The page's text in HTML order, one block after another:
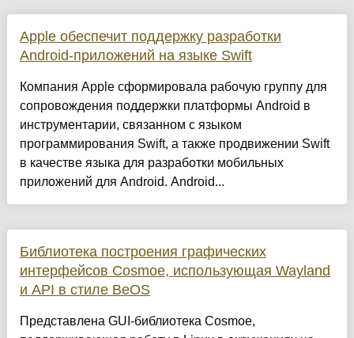
Apple обеспечит поддержку разработки
Android-приложений на языке Swift
Компания Apple сформировала рабочую группу для
сопровождения поддержки платформы Android в
инструментарии, связанном с языком
программирования Swift, а также продвижении Swift
в качестве языка для разработки мобильных
приложений для Android. Android...
Библиотека построения графических
интерфейсов Cosmoe, использующая Wayland
и API в стиле BeOS
Представлена GUI-библиотека Cosmoe,